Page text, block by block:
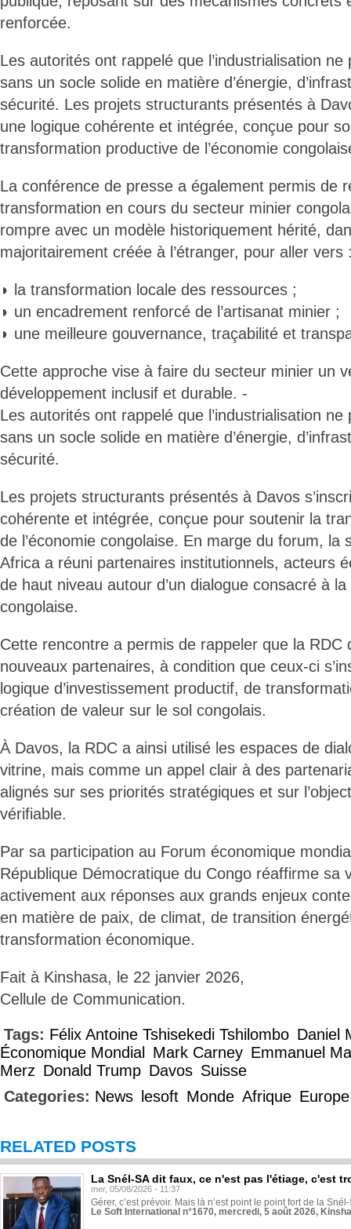
renforcée.
Les autorités ont rappelé que l’industrialisation
sans un socle solide en matière d’énergie,
sécurité. Les projets structurants présentés à
une logique cohérente et intégrée, conçue pour
transformation productive de l’économie
La conférence de presse a également permis de
transformation en cours du secteur minier
rompre avec un modèle historiquement hérité,
majoritairement créée à l’étranger, pour aller vers
◗ la transformation locale des ressources ;
◗ un encadrement renforcé de l’artisanat minier ;
◗ une meilleure gouvernance, traçabilité et
Cette approche vise à faire du secteur minier un
développement inclusif et durable. -
Les autorités ont rappelé que l’industrialisation
sans un socle solide en matière d’énergie,
sécurité.
Les projets structurants présentés à Davos
cohérente et intégrée, conçue pour soutenir la
de l’économie congolaise. En marge du forum, la
Africa a réuni partenaires institutionnels, acteurs
de haut niveau autour d’un dialogue consacré à
congolaise.
Cette rencontre a permis de rappeler que la RDC
nouveaux partenaires, à condition que ceux-ci
logique d’investissement productif, de
création de valeur sur le sol congolais.
À Davos, la RDC a ainsi utilisé les espaces de
vitrine, mais comme un appel clair à des
alignés sur ses priorités stratégiques et sur
vérifiable.
Par sa participation au Forum économique
République Démocratique du Congo réaffirme sa
activement aux réponses aux grands enjeux
en matière de paix, de climat, de transition
transformation économique.
Fait à Kinshasa, le 22 janvier 2026,
Cellule de Communication.
Tags: Félix Antoine Tshisekedi Tshilombo Daniel
Économique Mondial
Mark Carney Emmanuel
Merz Donald Trump Davos Suisse
Categories: News lesoft Monde Afrique Europe
RELATED POSTS
La Snél-SA dit faux, ce n'est pas l'étiage, c'est
mer, 05/08/2026 - 11:37
Gérer, c’est prévoir. Mais là n’est point le point fort de la
Le Soft International n°1670, mercredi, 5 août 2026,